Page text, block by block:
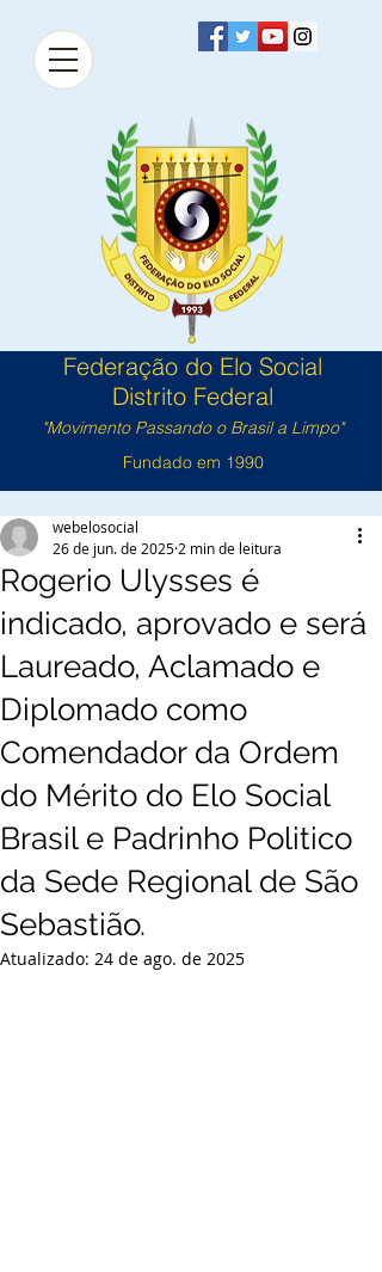
Federação do Elo Social
Distrito Federal
"Movimento Passando o Brasil a Limpo"
Fundado em 1990
Rogerio Ulysses é
indicado, aprovado e será
Laureado, Aclamado e
Diplomado como
Comendador da Ordem
do Mérito do Elo Social
Brasil e Padrinho Politico
da Sede Regional de São
Sebastião.
webelosocial
26 de jun. de 2025 2 min de leitura
Atualizado: 24 de ago. de 2025